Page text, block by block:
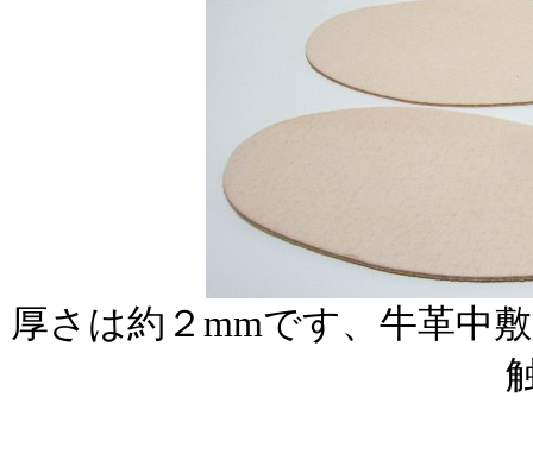
厚さは約２mmです、牛革中